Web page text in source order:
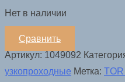
Нет в наличии
Сравнить
Артикул: 1049092
узкопроходные Метка: